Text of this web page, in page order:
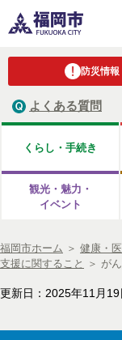
防災情報
よくある質問
くらし・手続き
観光・魅力・
イベント
福岡市ホーム ＞ 健康・
支援に関すること
＞ が
更新日：2025年11月19